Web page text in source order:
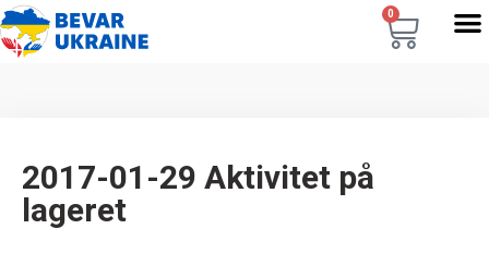
0
2017-01-29 Aktivitet på
lageret